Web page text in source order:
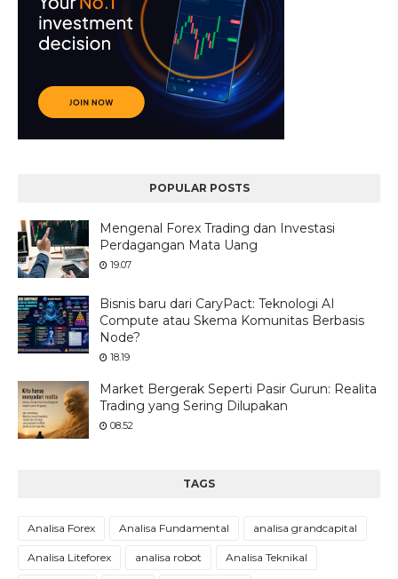
POPULAR POSTS
Mengenal Forex Trading dan Investasi
Perdagangan Mata Uang
19.07
Bisnis baru dari CaryPact: Teknologi AI
Compute atau Skema Komunitas Berbasis
Node?
18.19
Market Bergerak Seperti Pasir Gurun: Realita
Trading yang Sering Dilupakan
08.52
TAGS
Analisa Forex Analisa Fundamental analisa grandcapital
Analisa Liteforex analisa robot Analisa Teknikal